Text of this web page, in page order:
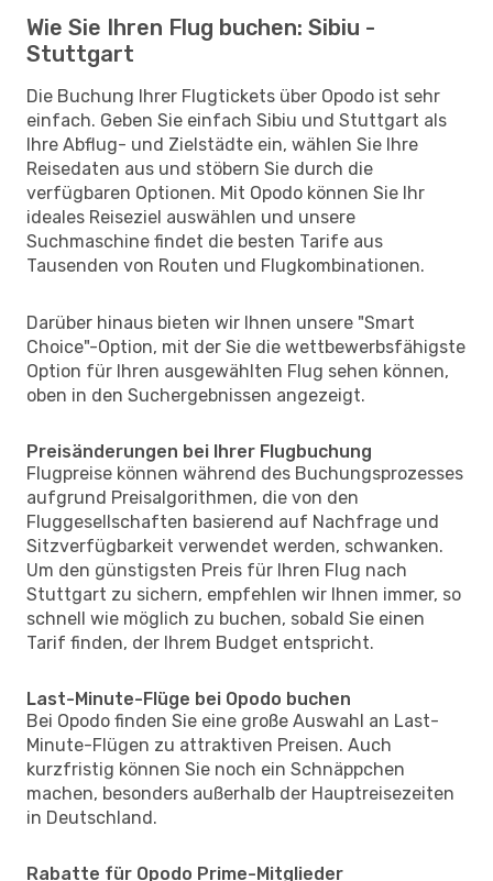
Wie Sie Ihren Flug buchen: Sibiu -
Stuttgart
Die Buchung Ihrer Flugtickets über Opodo ist sehr
einfach. Geben Sie einfach Sibiu und Stuttgart als
Ihre Abflug- und Zielstädte ein, wählen Sie Ihre
Reisedaten aus und stöbern Sie durch die
verfügbaren Optionen. Mit Opodo können Sie Ihr
ideales Reiseziel auswählen und unsere
Suchmaschine findet die besten Tarife aus
Tausenden von Routen und Flugkombinationen.
Darüber hinaus bieten wir Ihnen unsere "Smart
Choice"-Option, mit der Sie die wettbewerbsfähigste
Option für Ihren ausgewählten Flug sehen können,
oben in den Suchergebnissen angezeigt.
Preisänderungen bei Ihrer Flugbuchung
Flugpreise können während des Buchungsprozesses
aufgrund Preisalgorithmen, die von den
Fluggesellschaften basierend auf Nachfrage und
Sitzverfügbarkeit verwendet werden, schwanken.
Um den günstigsten Preis für Ihren Flug nach
Stuttgart zu sichern, empfehlen wir Ihnen immer, so
schnell wie möglich zu buchen, sobald Sie einen
Tarif finden, der Ihrem Budget entspricht.
Last-Minute-Flüge bei Opodo buchen
Bei Opodo finden Sie eine große Auswahl an Last-
Minute-Flügen zu attraktiven Preisen. Auch
kurzfristig können Sie noch ein Schnäppchen
machen, besonders außerhalb der Hauptreisezeiten
in Deutschland.
Rabatte für Opodo Prime-Mitglieder